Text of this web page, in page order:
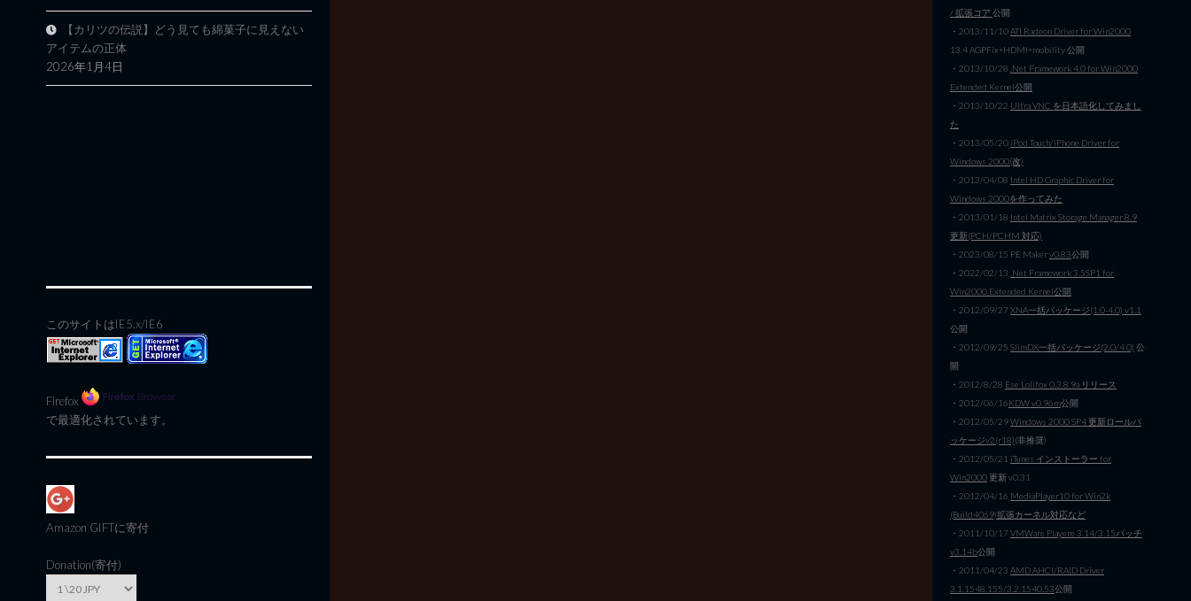
【カリツの伝説】どう見ても綿菓子に見えない
アイテムの正体
2026年1月4日
このサイトはIE5.x/IE6
Firefox
で最適化されています。
Amazon GIFTに寄付
Donation(寄付)
/ 拡張コア 公開
・2013/11/10ATI Radeon Driver for Win2000
13.4 AGPFix+HDMI+mobility 公開
・2013/10/28 .Net Framework 4.0 for Win2000
Extended Kernel公開
・2013/10/22 Ultra VNC を日本語化してみまし
た
・2013/05/20 iPod Touch/iPhone Driver for
Windows 2000(改)
・2013/04/08 Intel HD Graphic Driver for
Windows 2000を作ってみた
・2013/01/18 Intel Matrix Storage Manager 8.9
更新(PCH/PCHM 対応)
・2023/08/15 PE Makerv0.83公開
・2022/02/13 .Net Framework 3.5SP1 for
Win2000 Extended Kernel公開
・2012/09/27XNA一括パッケージ(1.0-4.0) v1.1
公開
・2012/09/25 SlimDX一括パッケージ(2.0/4.0) 公
開
・2012/8/28 Ese Lolifox 0.3.8.9a リリース
・2012/06/16KDW v0.96m公開
・2012/05/29Windows 2000 SP4 更新ロールパ
ッケージv2(r18)(非推奨)
・2012/05/21 iTunes インストーラー for
Win2000更新 v0.31
・2012/04/16 MediaPlayer10 for Win2k
(Build4069)拡張カーネル対応など
・2011/10/17VMWare Playere 3.14/3.15パッチ
v3.14b公開
・2011/04/23 AMD AHCI/RAID Driver
3.1.1548.155/3.2.1540.53公開